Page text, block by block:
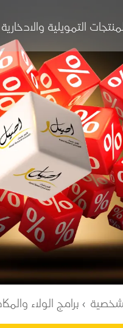
التمويلية والادخارية
برامج الولاء